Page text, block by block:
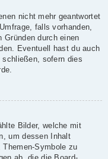
nicht mehr geantwortet
falls vorhanden,
Gründen durch einen
Eventuell hast du auch
sofern dies
Bilder, welche mit
um dessen Inhalt
Symbole zu